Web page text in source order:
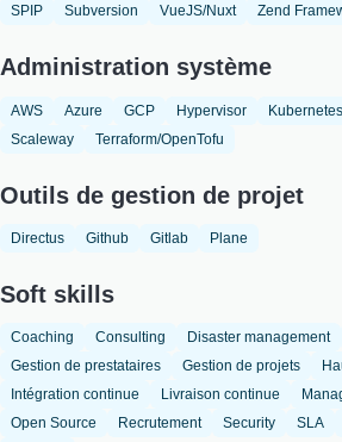
SPIP
Subversion VueJS/Nuxt Zend
Administration système
AWS Azure GCP Hypervisor Kubernetes
Scaleway
Terraform/OpenTofu
Outils de gestion de projet
Directus Github Gitlab Plane
Soft skills
Coaching Consulting Disaster management
Gestion de prestataires
Gestion de projets
Intégration continue
Livraison continue
Open Source
Recrutement Security SLA